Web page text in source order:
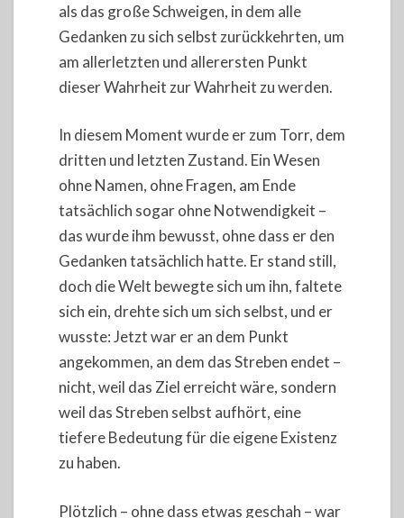
als das große Schweigen, in dem alle
Gedanken zu sich selbst zurückkehrten, um
am allerletzten und allerersten Punkt
dieser Wahrheit zur Wahrheit zu werden.
In diesem Moment wurde er zum Torr, dem
dritten und letzten Zustand. Ein Wesen
ohne Namen, ohne Fragen, am Ende
tatsächlich sogar ohne Notwendigkeit –
das wurde ihm bewusst, ohne dass er den
Gedanken tatsächlich hatte. Er stand still,
doch die Welt bewegte sich um ihn, faltete
sich ein, drehte sich um sich selbst, und er
wusste: Jetzt war er an dem Punkt
angekommen, an dem das Streben endet –
nicht, weil das Ziel erreicht wäre, sondern
weil das Streben selbst aufhört, eine
tiefere Bedeutung für die eigene Existenz
zu haben.
Plötzlich – ohne dass etwas geschah – war